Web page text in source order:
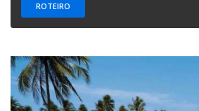
ROTEIRO